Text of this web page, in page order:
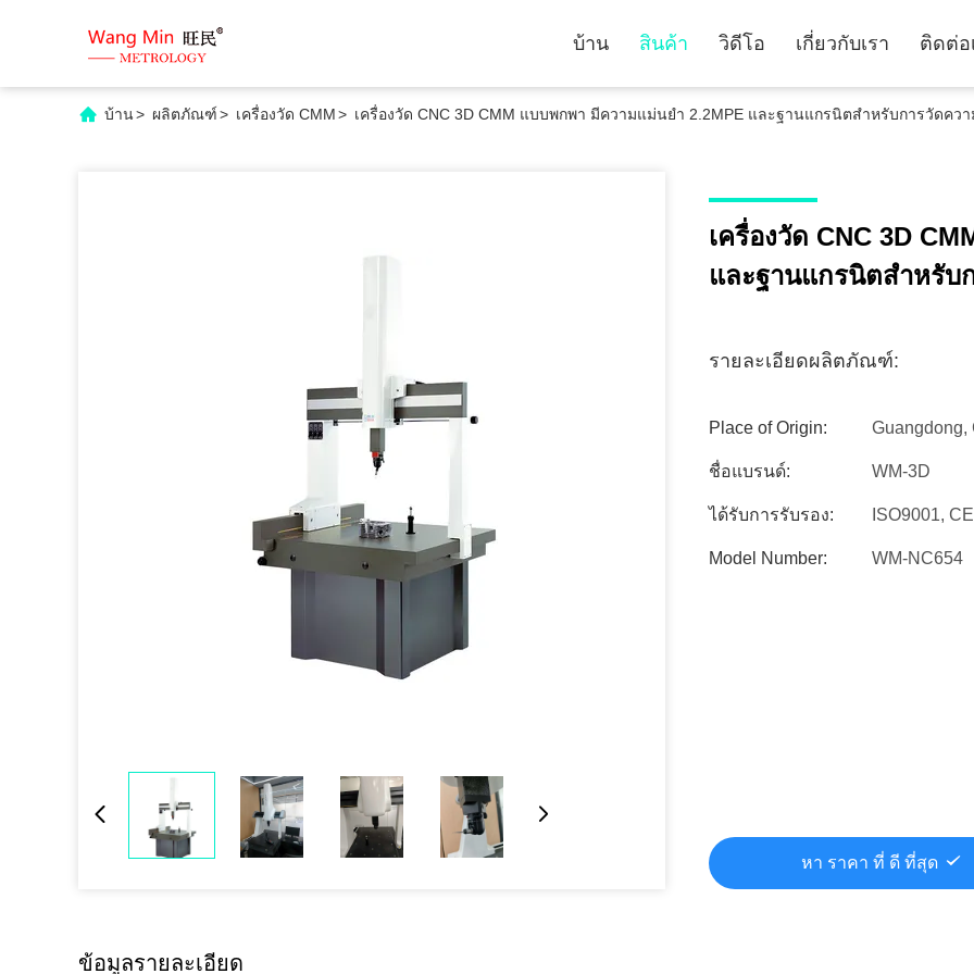
บ้าน สินค้า วิดีโอ เกี่ยวกับเรา ติดต่อ
บ้าน> ผลิตภัณฑ์> เครื่องวัด CMM> เครื่องวัด CNC 3D CMM แบบพกพา มีความแม่นยํา 2.2MPE และฐานแกรนิตสําหรับการวัดคว
เครื่องวัด CNC 3D
และฐานแกรนิตสําหรับ
รายละเอียดผลิตภัณฑ์:
Place of Origin: Guangdong,
ชื่อแบรนด์: WM-3D
ได้รับการรับรอง: ISO9001, CE
Model Number: WM-NC654
หา ราคา ที่ ดี ที่สุด
ข้อมูลรายละเอียด